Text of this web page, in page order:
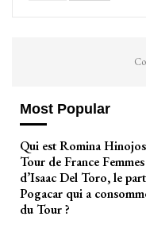
Most Popular
Qui est Romina
Tour de France
d’Isaac Del Toro, le
Pogacar qui a
du Tour ?